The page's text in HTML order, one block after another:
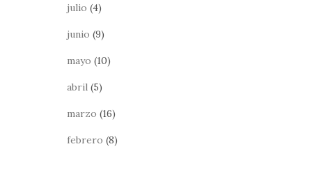
julio (4)
junio (9)
mayo (10)
abril (5)
marzo (16)
febrero (8)